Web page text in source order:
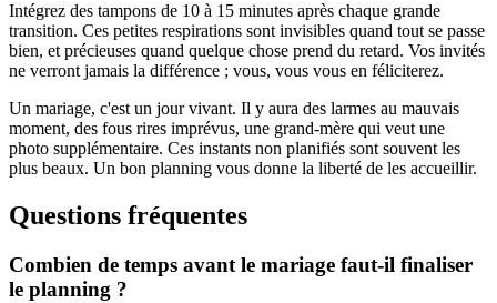
Intégrez des tampons de 10 à 15 minutes après chaque grande
transition. Ces petites respirations sont invisibles quand tout se passe
bien, et précieuses quand quelque chose prend du retard. Vos invités
ne verront jamais la différence ; vous, vous vous en féliciterez.
Un mariage, c'est un jour vivant. Il y aura des larmes au mauvais
moment, des fous rires imprévus, une grand-mère qui veut une
photo supplémentaire. Ces instants non planifiés sont souvent les
plus beaux. Un bon planning vous donne la liberté de les accueillir.
Questions fréquentes
Combien de temps avant le mariage faut-il finaliser
le planning ?